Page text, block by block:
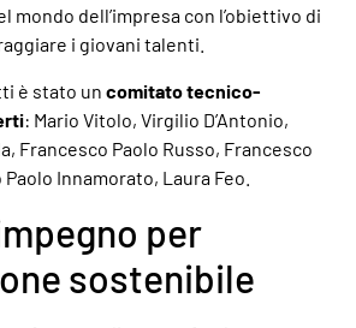
mondo dell’impresa con l’obiettivo di
i giovani talenti.
è stato un comitato tecnico-
: Mario Vitolo, Virgilio D’Antonio,
Francesco Paolo Russo, Francesco
Innamorato, Laura Feo.
per
sostenibile